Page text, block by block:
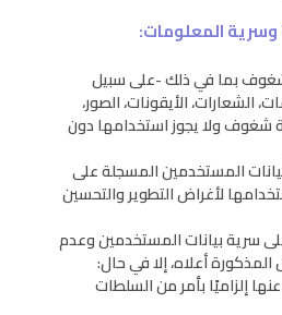
بما في ذلك -على سبيل
الشعارات، الأيقونات، الصور،
شغوف ولا يجوز استخدامها دون
المستخدمين المسجلة على
لأغراض التطوير والتحسين
سرية بيانات المستخدمين وعدم
المذكورة أعلاه، إلا في حال:
إلزاميًا بأمر من السلطات